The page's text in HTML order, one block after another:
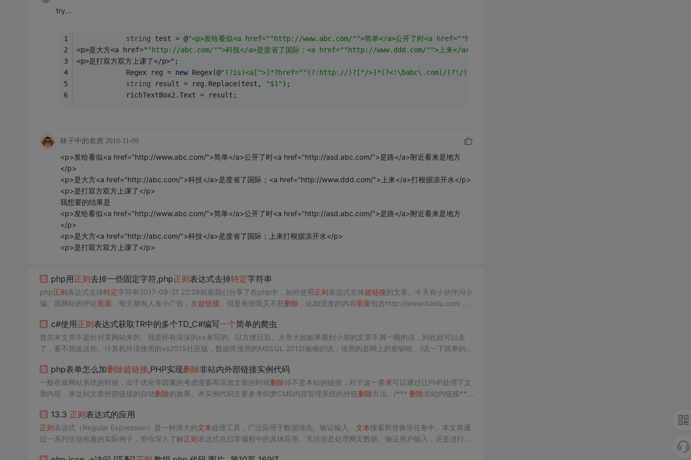
try...
string test = @"<p>发给看似<a href=" "http://www.abc.com/" ">简单</a>公开了时<a href=" "http://asd.abc.com/"
<p>是大方<a href=" "http://abc.com/" ">科技</a>是度省了国际；<a href=" "http://www.ddd.com/" ">上来</a>打根据凉开水</p>
<p>是打双方双方上课了</p>";
            Regex reg =
new Regex(@"(?is)<a[^>]*?href=" "(?:http://)?[^/>]*(?<!\babc\.com)/(?!/)[^"
string result = reg.Replace(test, "$1" );
            richTextBox2.Text = result;
林子中的老虎 2010-11-09
<p>发给看似<a href="http://www.abc.com/">简单</a>公开了时<a href="http://asd.abc.com/">是路</a>附近看来是地方
</p>
<p>是大方<a href="http://abc.com/">科技</a>是度省了国际；<a href="http://www.ddd.com/">上来</a>打根据凉开水</p>
<p>是打双方双方上课了</p>
我想要的结果是
<p>发给看似<a href="http://www.abc.com/">简单</a>公开了时<a href="http://asd.abc.com/">是路</a>附近看来是地方
</p>
<p>是大方<a href="http://abc.com/">科技</a>是度省了国际；上来打根据凉开水</p>
<p>是打双方双方上课了</p>
php用正则去掉一些固定字符,php正则表达式去掉特定字符串
php正则表达式去掉特定字符串2017-09-21 22:29前面我们分享了在php中，如何使用正则表达式去掉超链接的文章。今天有小伙伴问小
编。我网站的评论里面，每天都有人发小广告，发超链接。但是有些我又不想删除 ，比如说发的内容里面包含http://www.baidu.com，我
c#使用正则表达式获取TR中的多个TD_C#编写一个简单的爬虫
首先本文并不是针对某网站来的。我是怀有深深的xx来写的。以方便日后。大哥大姐如果看到小弟的文章不屑一顾的话，到此就可以走
了，要不我送送你。计算机环境使用的vs2015社区版，数据库使用的MSSQL 2012(偷偷的说：使用的是网上的密钥哈。)说一下简单的原
式爬虫的话，我考虑考虑哈...
php表单怎么加删除超链接,PHP实现删除非站内外部链接实例代码
一般在做网站系统的时候，出于优化等因素的考虑需要再添加文章的时候删除掉不是本站的链接，对于这一要求可以通过让PHP处理下文
章内容，来达到文章外部链接的自动删除的效果。本实例代码主要参考织梦CMS内容管理系统的外链删除方法。/*** 删除非站内链接** @
13.3 正则表达式的应用
正则表达式（Regular Expression）是一种强大的文本处理工具，广泛应用于数据清洗、验证输入、 文本搜索和替换等任务中。本文将通
过一系列生动有趣的实际例子，带你深入了解正则表达式在日常编程中的具体应用。无论你是处理网页数据、验证用户输入，还是进行批